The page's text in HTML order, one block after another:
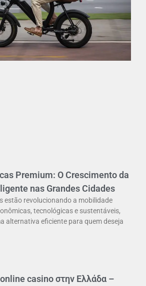
Premium: O Crescimento da
nas Grandes Cidades
estão revolucionando a mobilidade
tecnológicas e sustentáveis,
alternativa eficiente para quem deseja
casino στην Ελλάδα –